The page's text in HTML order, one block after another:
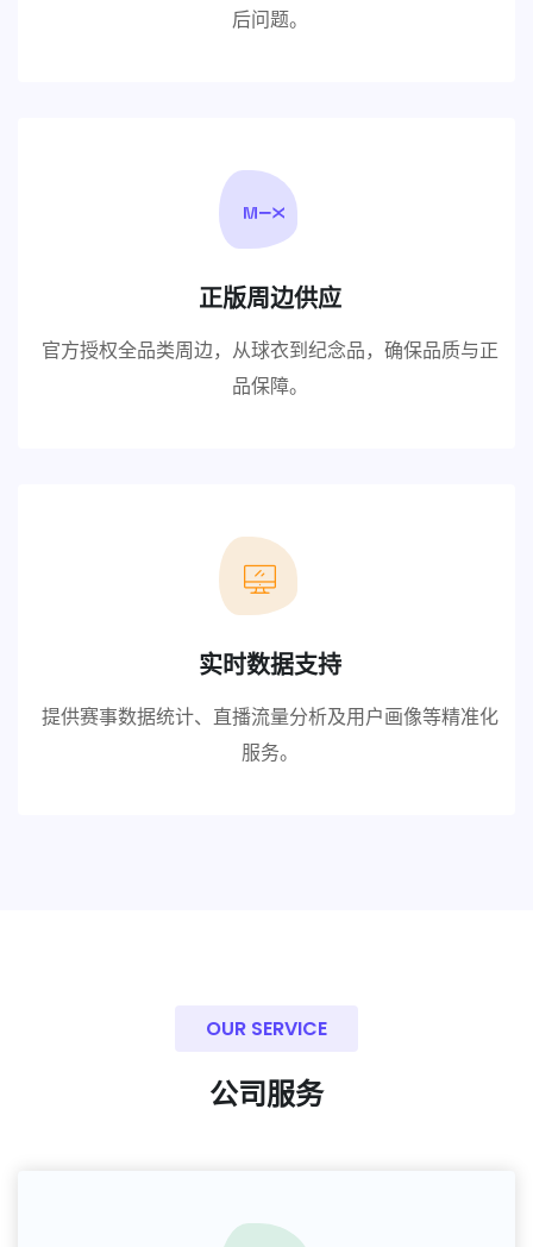
后问题。
正版周边供应
官方授权全品类周边，从球衣到纪念品，确保品质与正
品保障。
实时数据支持
提供赛事数据统计、直播流量分析及用户画像等精准化
服务。
OUR SERVICE
公司服务